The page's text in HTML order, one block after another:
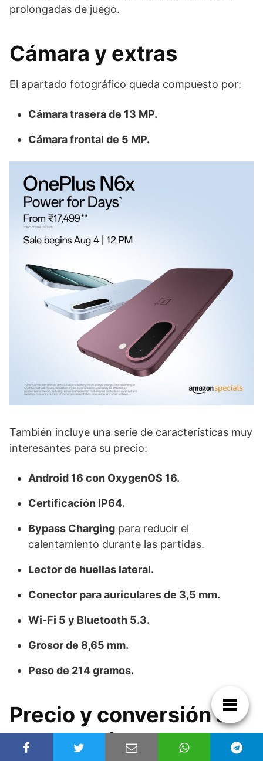
prolongadas de juego.
Cámara y extras
El apartado fotográfico queda compuesto por:
Cámara trasera de 13 MP.
Cámara frontal de 5 MP.
También incluye una serie de características muy
interesantes para su precio:
Android 16 con OxygenOS 16.
Certificación IP64.
Bypass Charging para reducir el
calentamiento durante las partidas.
Lector de huellas lateral.
Conector para auriculares de 3,5 mm.
Wi-Fi 5 y Bluetooth 5.3.
Grosor de 8,65 mm.
Peso de 214 gramos.
Precio y conversión a
euros y dólares